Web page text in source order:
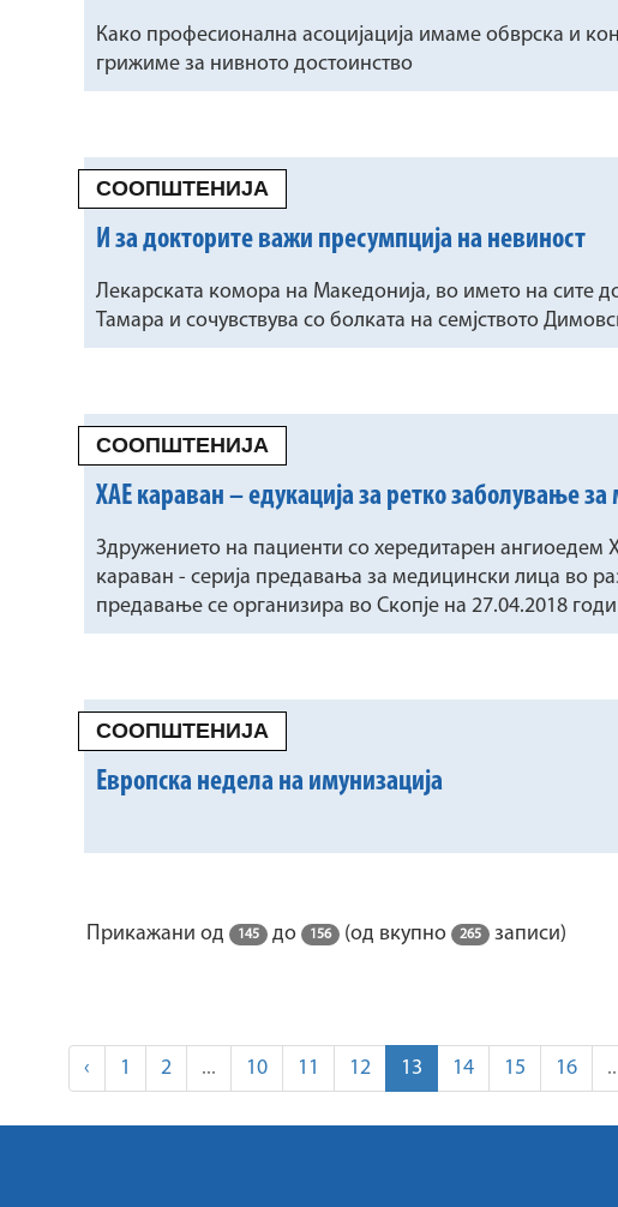
Како професионална асоцијација имаме обврска и
грижиме за нивното достоинство
СООПШТЕНИЈА
И за докторите важи пресумпција на невиност
Лекарската комора на Македонија, во името на сите
Тамара и сочувствува со болката на семјството
СООПШТЕНИЈА
ХАЕ караван – едукација за ретко заболување
Здружението на пациенти со хередитарен ангиоедем
караван - серија предавања за медицински лица во
предавање се организира во Скопје на 27.04.2018
СООПШТЕНИЈА
Европска недела на имунизација
Прикажани од 145 до 156 (од вкупно 265 записи)
‹ 1 2 ... 10 11 12 13 14 15 16